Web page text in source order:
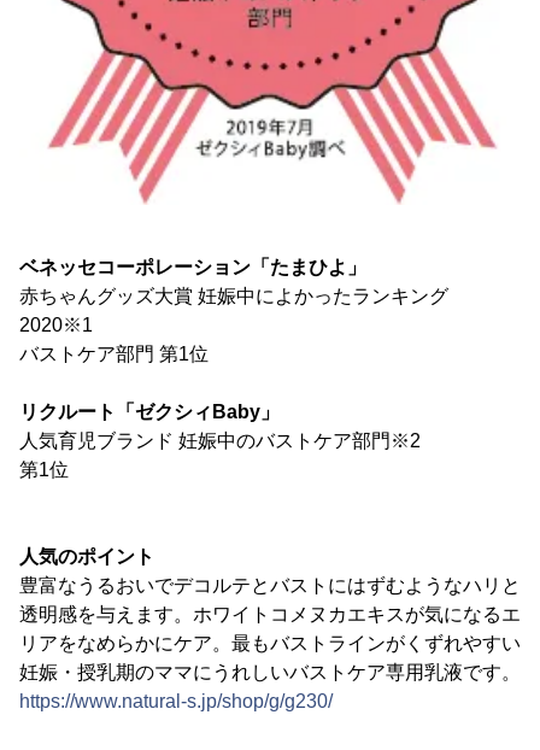
ベネッセコーポレーション「たまひよ」
赤ちゃんグッズ大賞 妊娠中によかったランキング
2020※1
バストケア部門 第1位
リクルート「ゼクシィBaby」
人気育児ブランド 妊娠中のバストケア部門※2
第1位
人気のポイント
豊富なうるおいでデコルテとバストにはずむようなハリと
透明感を与えます。ホワイトコメヌカエキスが気になるエ
リアをなめらかにケア。最もバストラインがくずれやすい
妊娠・授乳期のママにうれしいバストケア専用乳液です。
https://www.natural-s.jp/shop/g/g230/